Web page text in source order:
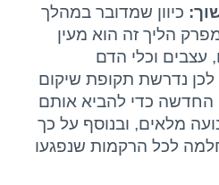
כיוון שמדובר במהלך
הליך זה הוא מעין
עצבים וכלי הדם
לכן נדרשת תקופת שיקום
החדשה כדי להביא אותם
מלאים, ובנוסף על כך
לכל הרקמות שנפגעו